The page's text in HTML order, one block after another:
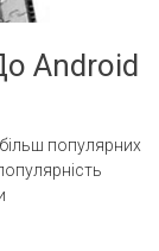
Android
популярних